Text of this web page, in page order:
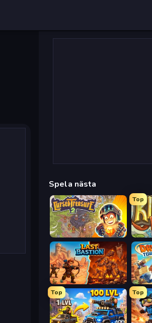
Spela nästa
Cursed Treasure 2
Top
Last Bastion Day
Top Top